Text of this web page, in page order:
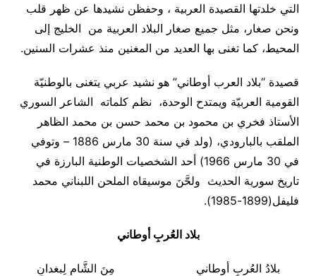
التي خلدتها القصيدة العربية ، وحفظن نشيدها عن ظهر قلب
ونحن صغار، مثل جميع صغار البلاد العربية من الخليج إلى
المحيط، كما تغنى بها العديد من المغنين منذ عشرات السنين.
قصيدة “بلاد العرب أوطاني” هو نشيد عربي يتغنى بالوطنيّة
القومية العربيّة ويمتدح الوحدة، نظم كلماته الشاعر السوري
الأستاذ فخري بن محمود بن محمد حسن بن محمد الظاهر
الملقب بالبارودي، (ولد في سنة 30 مارس 1886 – وتوفي
في 30 مارس 1966) أحد الشخصيات الوطنية البارزة في
تاريخ سورية الحديث ولحَّنَ موسيقاه الملحن اللبناني محمد
فليفل(1899-1985).
بلاد العُربِ أوطاني
بلادُ العُربِ أوطاني مِنَ الشَّامِ لِبغدانِ